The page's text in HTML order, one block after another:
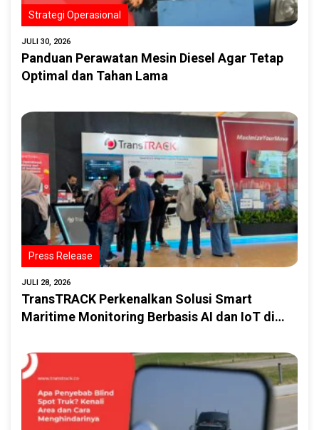
Strategi Operasional
JULI 30, 2026
Panduan Perawatan Mesin Diesel Agar Tetap
Optimal dan Tahan Lama
Press Release
JULI 28, 2026
TransTRACK Perkenalkan Solusi Smart
Maritime Monitoring Berbasis AI dan IoT di